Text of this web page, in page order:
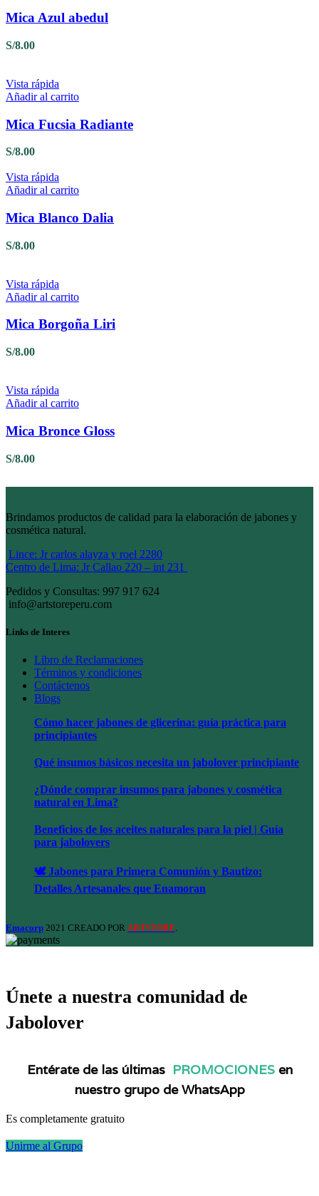
Mica Azul abedul
S/8.00
Vista rápida
Añadir al carrito
Mica Fucsia Radiante
S/8.00
Vista rápida
Añadir al carrito
Mica Blanco Dalia
S/8.00
Vista rápida
Añadir al carrito
Mica Borgoña Liri
S/8.00
Vista rápida
Añadir al carrito
Mica Bronce Gloss
S/8.00
Brindamos productos de calidad para la elaboración de jabones y
cosmética natural.
Lince: Jr carlos alayza y roel 2280
Centro de Lima: Jr Callao 220 – int 231
Pedidos y Consultas: 997 917 624
info@artstoreperu.com
Links de Interes
Libro de Reclamaciones
Términos y condiciones
Contáctenos
Blogs
Cómo hacer jabones de glicerina: guía práctica para
principiantes
Qué insumos básicos necesita un jabolover principiante
¿Dónde comprar insumos para jabones y cosmética
natural en Lima?
Beneficios de los aceites naturales para la piel | Guía
para jabolovers
🕊️ Jabones para Primera Comunión y Bautizo:
Detalles Artesanales que Enamoran
Emacorp 2021 CREADO POR ARTSTORE
Únete a nuestra comunidad de
Jabolover
Entérate de las últimas PROMOCIONESen
nuestro grupo de WhatsApp
Es completamente gratuito
Unirme al Grupo